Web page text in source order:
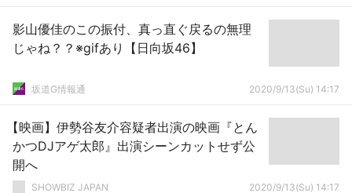
影山優佳のこの振付、真っ直ぐ戻るの無理
じゃね？？※gifあり【日向坂46】
坂道G情報通 2020/9/13(Su) 14:17
【映画】伊勢谷友介容疑者出演の映画『とん
かつDJアゲ太郎』出演シーンカットせず公
開へ
SHOWBIZ JAPAN 2020/9/13(Su) 14:17